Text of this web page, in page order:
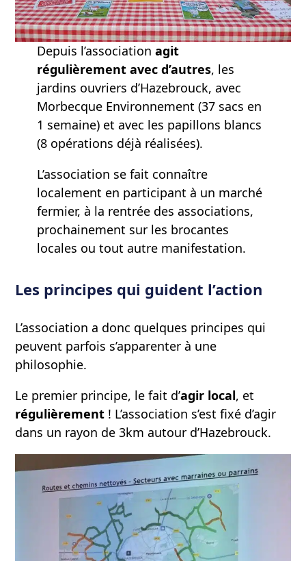
Depuis l’associationagit
régulièrement avec d’autres, les
jardins ouvriers d’Hazebrouck, avec
Morbecque Environnement (37 sacs en
1 semaine) et avec les papillons blancs
(8 opérations déjà réalisées).
L’association se fait connaître
localement en participant à un marché
fermier, à la rentrée des associations,
prochainement sur les brocantes
locales ou tout autre manifestation.
Les principes qui guident l’action
L’association a donc quelques principes qui
peuvent parfois s’apparenter à une
philosophie.
Le premier principe, le fait d’agir local, et
régulièrement ! L’association s’est fixé d’agir
dans un rayon de 3km autour d’Hazebrouck.